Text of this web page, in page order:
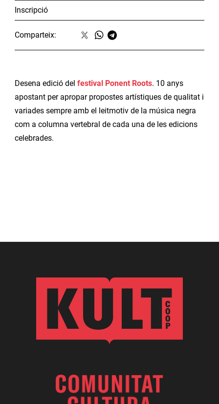
Inscripció
Comparteix:
Desena edició del festival Ponent Roots. 10 anys
apostant per apropar propostes artístiques de qualitat i
variades sempre amb el leitmotiv de la música negra
com a columna vertebral de cada una de les edicions
celebrades.